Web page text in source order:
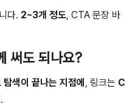
다. 2~3개 정도, CTA 문장 바
써도 되나요?
색이 끝나는 지점에 , 링크는 C